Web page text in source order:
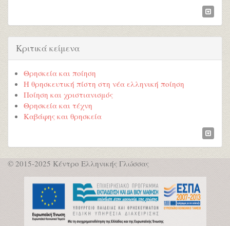
Κριτικά κείμενα
Θρησκεία και ποίηση
Η θρησκευτική πίστη στη νέα ελληνική ποίηση
Ποίηση και χριστιανισμός
Θρησκεία και τέχνη
Καβάφης και θρησκεία
© 2015-2025 Κέντρο Ελληνικής Γλώσσας